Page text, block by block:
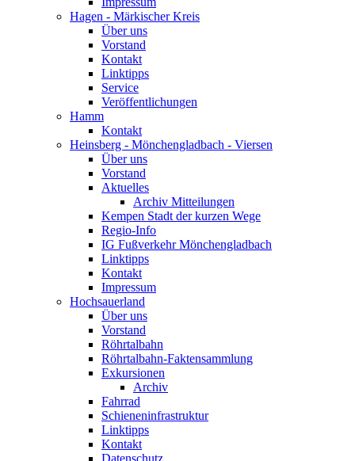
Hagen - Märkischer Kreis
Über uns
Vorstand
Kontakt
Linktipps
Service
Veröffentlichungen
Hamm
Kontakt
Heinsberg - Mönchengladbach - Viersen
Über uns
Vorstand
Aktuelles
Archiv Mitteilungen
Kempen Stadt der kurzen Wege
Regio-Info
IG Fußverkehr Mönchengladbach
Linktipps
Kontakt
Impressum
Hochsauerland
Über uns
Vorstand
Röhrtalbahn
Röhrtalbahn-Faktensammlung
Exkursionen
Archiv
Fahrrad
Schieneninfrastruktur
Linktipps
Kontakt
Datenschutz